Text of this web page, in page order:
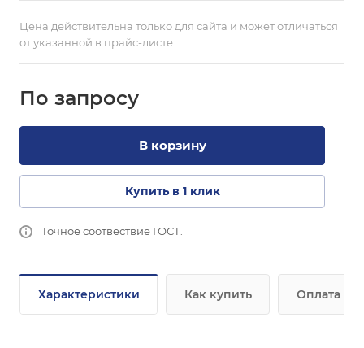
Цена действительна только для сайта и может отличаться
от указанной в прайс-листе
По запросу
В корзину
Купить в 1 клик
Точное соотвествие ГОСТ.
Характеристики Как купить Оплата